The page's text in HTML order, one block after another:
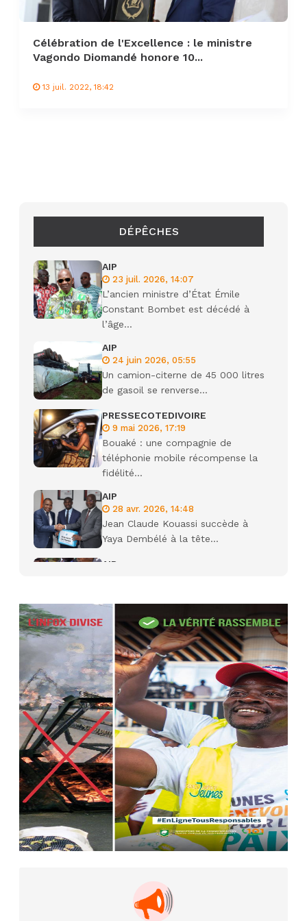
Célébration de l'Excellence : le ministre
Vagondo Diomandé honore 10...
13 juil. 2022, 18:42
DÉPÊCHES
AIP
23 juil. 2026, 14:07
L’ancien ministre d’État Émile
Constant Bombet est décédé à
l’âge...
AIP
24 juin 2026, 05:55
Un camion-citerne de 45 000 litres
de gasoil se renverse...
PRESSECOTEDIVOIRE
9 mai 2026, 17:19
Bouaké : une compagnie de
téléphonie mobile récompense la
fidélité...
AIP
28 avr. 2026, 14:48
Jean Claude Kouassi succède à
Yaya Dembélé à la tête...
AIP
Camara tué lors d’attaques...
22 avr. 2026, 16:41
Des bureaux ravagés dans un
incendie survenu à la mairie...
AIP
10 avr. 2026, 09:48
Nommé Médiateur de la
République, Gaoussou Touré prend
officiellement fonction
AIP
13 mars 2026, 10:43
Nécrologie : décès de Guillaume
Houphouët-Boigny, fils du Père
fondateur...
12ᵉ Congrès ordinaire de l’UNJCI: la
campagne électorale reprend du...